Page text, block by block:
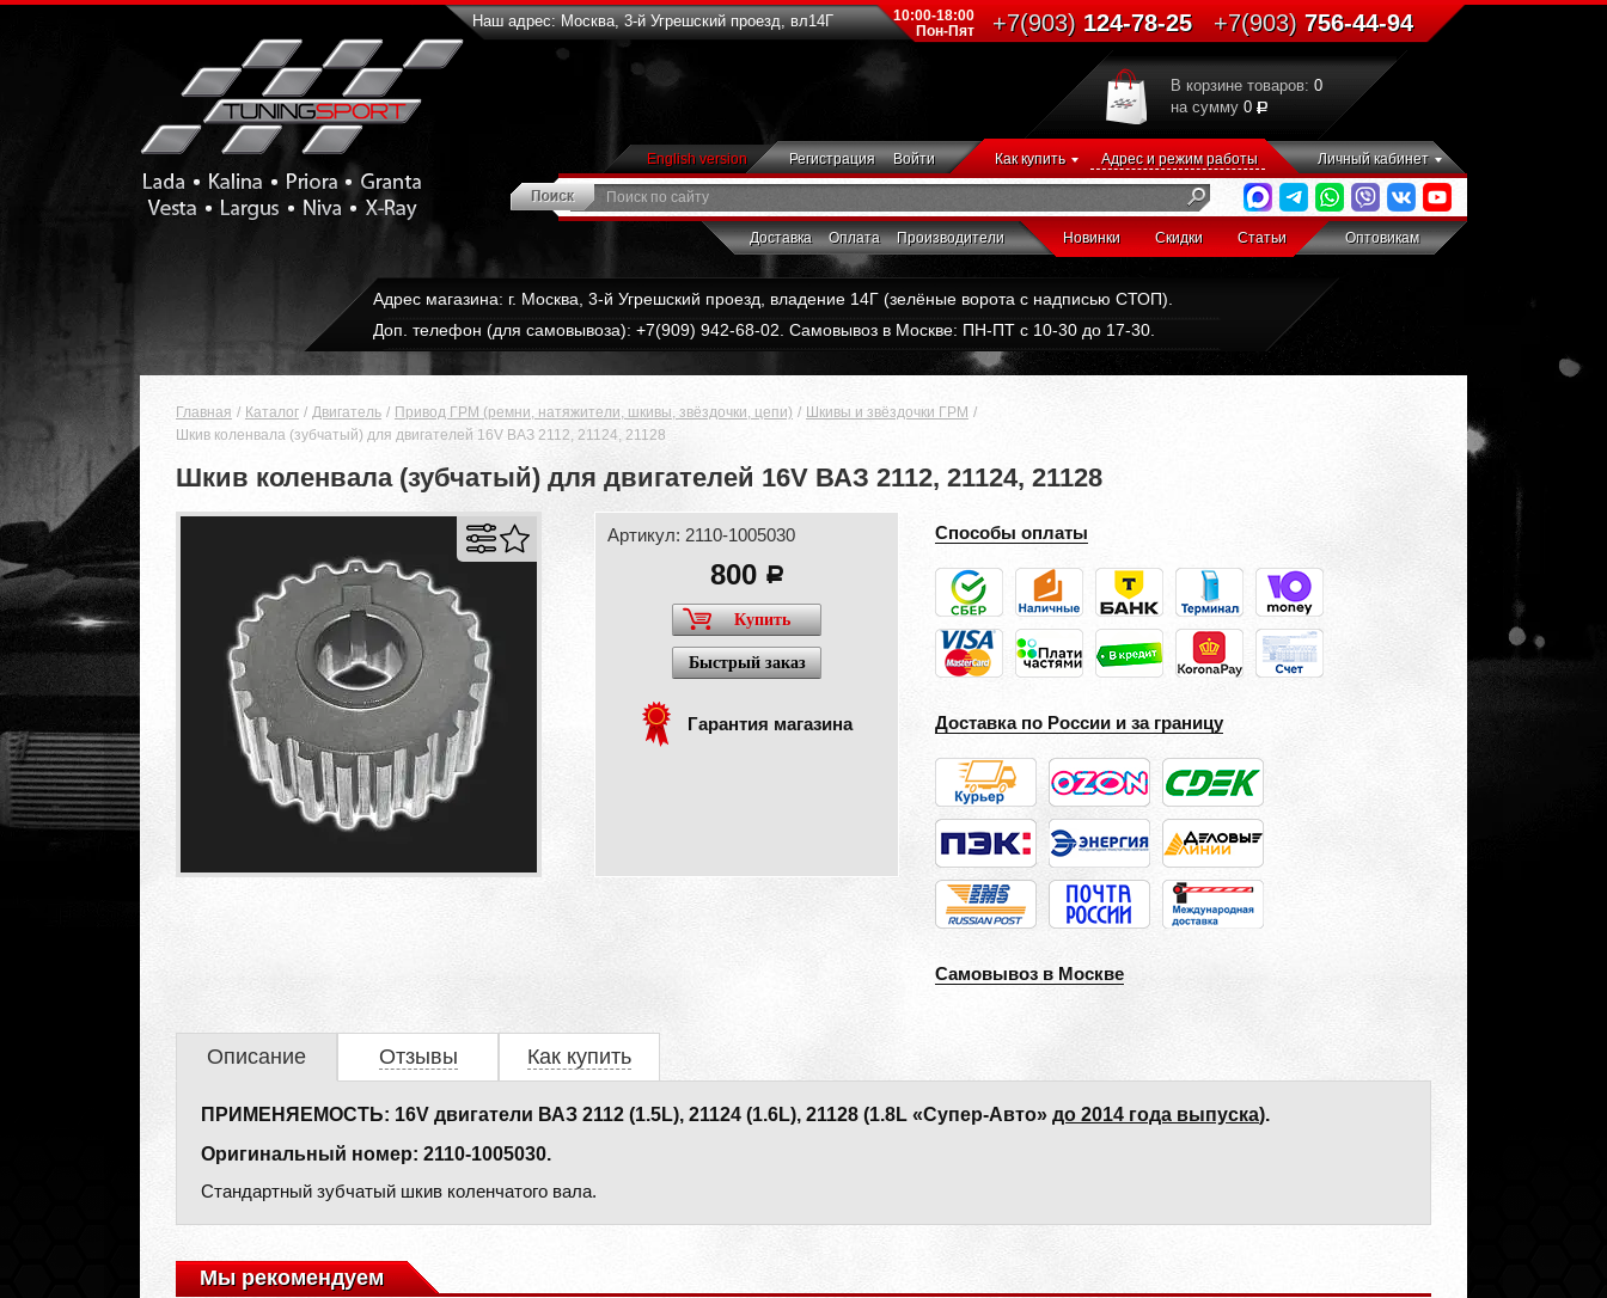
Наш адрес: Москва, 3-й Угрешский проезд, вл14Г
10:00-18:00
Пон-Пят
+7(903)124-78-25 +7(903)756-44-94
В корзине товаров: 0
на сумму 0
English version Регистрация Войти Как купить Адрес и режим работы Личный кабинет
Доставка Оплата Производители Новинки Скидки Статьи Оптовикам
Адрес магазина: г. Москва, 3-й Угрешский проезд, владение 14Г (зелёные ворота с надписью СТОП).
Доп. телефон (для самовывоза): +7(909) 942-68-02. Самовывоз в Москве: ПН-ПТ с 10-30 до 17-30.
Главная Каталог Двигатель Привод ГРМ (ремни, натяжители, шкивы, звёздочки, цепи)
Шкивы и звёздочки ГРМ
Шкив коленвала (зубчатый) для двигателей 16V ВАЗ 2112, 21124, 21128
Шкив коленвала (зубчатый) для двигателей 16V ВАЗ 2112, 21124, 21128
Артикул: 2110-1005030
800 a
Купить
Быстрый заказ
Гарантия магазина
Способы оплаты
Доставка по России и за границу
Самовывоз в Москве
Описание Отзывы Как купить
ПРИМЕНЯЕМОСТЬ: 16V двигатели ВАЗ 2112 (1.5L), 21124 (1.6L), 21128 (1.8L «Супер-Авто» до 2014 года выпуска).
Оригинальный номер: 2110-1005030.
Стандартный зубчатый шкив коленчатого вала.
Мы рекомендуем